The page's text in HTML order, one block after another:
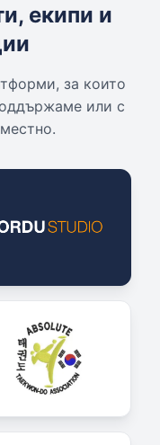
екипи и
за които
или с